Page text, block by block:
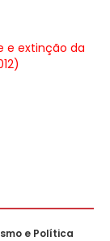
e extinção da
e Política